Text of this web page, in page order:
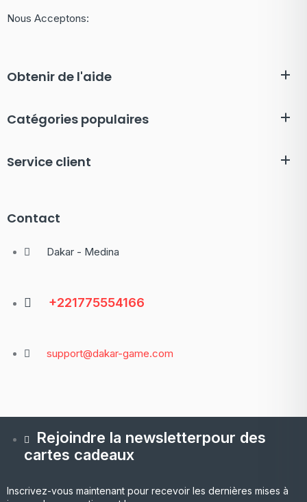
Nous Acceptons:
Obtenir de l'aide
Catégories populaires
Service client
Contact
Dakar - Medina
+221775554166
support@dakar-game.com
Rejoindre la newsletterpour des
cartes cadeaux
Inscrivez-vous maintenant pour recevoir les dernières mises à